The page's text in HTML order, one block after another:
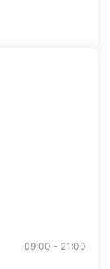
09:00 - 21:00